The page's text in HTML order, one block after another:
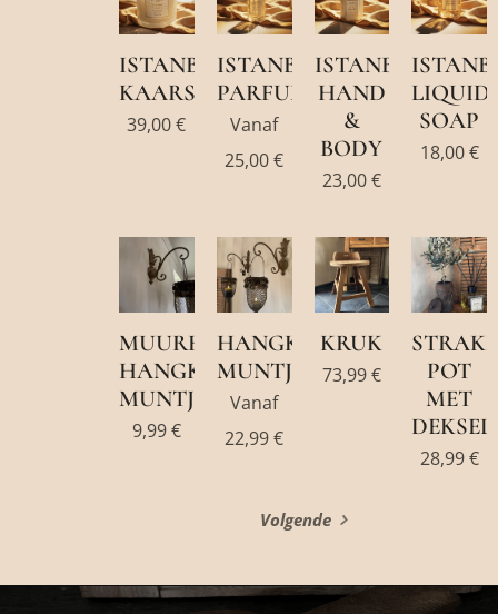
ISTANBUL
KAARS
39,00€
ISTANBUL
PARFUM
Vanaf
25,00€
ISTANBUL
HAND
&
BODY
23,00€
LIQUID
SOAP
18,00€
MUURHAAK
HANGKANDELAAR
MUNTJES
9,99€
HANGKANDELAAR
MUNTJES
Vanaf
22,99€
KRUK
73,99€
POT
MET
DEKSEL
28,99€
Volgende